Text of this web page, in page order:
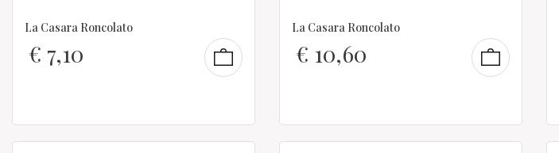
La Casara Roncolato
€ 7,10
La Casara Roncolato
€ 10,60